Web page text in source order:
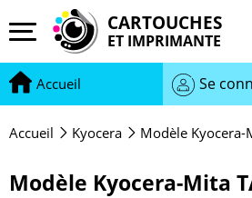
CARTOUCHES
ET IMPRIMANTE
Accueil Se
Accueil Kyocera Modèle Kyocera-
Modèle Kyocera-Mita